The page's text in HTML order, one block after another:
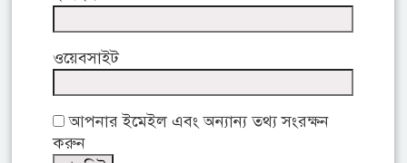
ওয়েবসাইট
আপনার ইমেইল এবং অন্যান্য তথ্য সংরক্ষন
করুন